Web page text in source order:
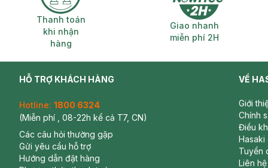
Thanh toán khi nhận hàng
Thanh toán
khi nhận
hàng
Giao nhanh
Giao nhanh
miễn phí 2H
HỖ TRỢ KHÁCH HÀNG
Hotline: 1800 6324
(Miễn phí , 08-22h kể cả T7, CN)
Các câu hỏi thường gặp
Gửi yêu cầu hỗ trợ
Hướng dẫn đặt hàng
VỀ
Giới
Chính
Điều
Hasaki
Tuyển
Liên hệ